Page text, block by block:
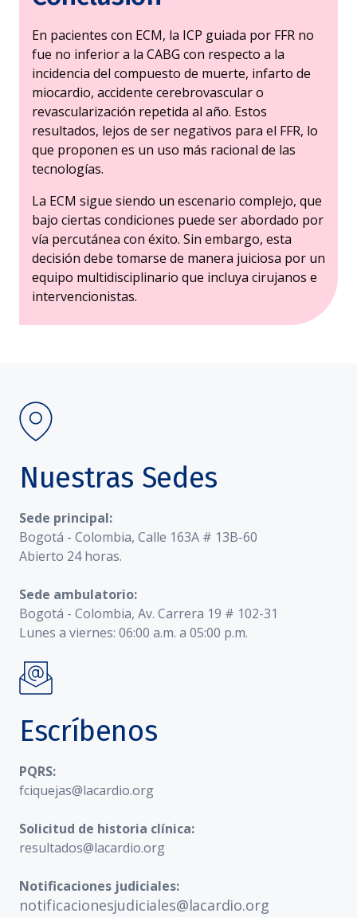
En pacientes con ECM, la ICP guiada por FFR no
fue no inferior a la CABG con respecto a la
incidencia del compuesto de muerte, infarto de
miocardio, accidente cerebrovascular o
revascularización repetida al año. Estos
resultados, lejos de ser negativos para el FFR, lo
que proponen es un uso más racional de las
tecnologías.
La ECM sigue siendo un escenario complejo, que
bajo ciertas condiciones puede ser abordado por
vía percutánea con éxito. Sin embargo, esta
decisión debe tomarse de manera juiciosa por un
equipo multidisciplinario que incluya cirujanos e
intervencionistas.
Nuestras Sedes
Sede principal:
Bogotá - Colombia, Calle 163A # 13B-60
Abierto 24 horas.
Sede ambulatorio:
Bogotá - Colombia, Av. Carrera 19 # 102-31
Lunes a viernes: 06:00 a.m. a 05:00 p.m.
Escríbenos
PQRS:
fciquejas@lacardio.org
Solicitud de historia clínica:
resultados@lacardio.org
Notificaciones judiciales:
notificacionesjudiciales@lacardio.org